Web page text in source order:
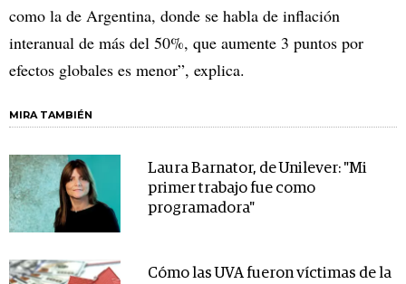
como la de Argentina, donde se habla de inflación
interanual de más del 50%, que aumente 3 puntos por
efectos globales es menor”, explica.
MIRA TAMBIÉN
Laura Barnator, de Unilever: "Mi
primer trabajo fue como
programadora"
Cómo las UVA fueron víctimas de la